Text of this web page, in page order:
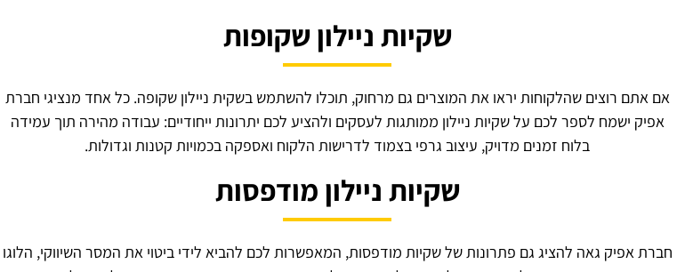
שקיות ניילון שקופות
אם אתם רוצים שהלקוחות יראו את המוצרים גם מרחוק, תוכלו להשתמש בשקית ניילון שקופה. כל אחד מנציגי חברת
אפיק ישמח לספר לכם על שקיות ניילון ממותגות לעסקים ולהציע לכם יתרונות ייחודיים: עבודה מהירה תוך עמידה
בלוח זמנים מדויק, עיצוב גרפי בצמוד לדרישות הלקוח ואספקה בכמויות קטנות וגדולות.
שקיות ניילון מודפסות
חברת אפיק גאה להציג גם פתרונות של שקיות מודפסות, המאפשרות לכם להביא לידי ביטוי את המסר השיווקי, הלוגו